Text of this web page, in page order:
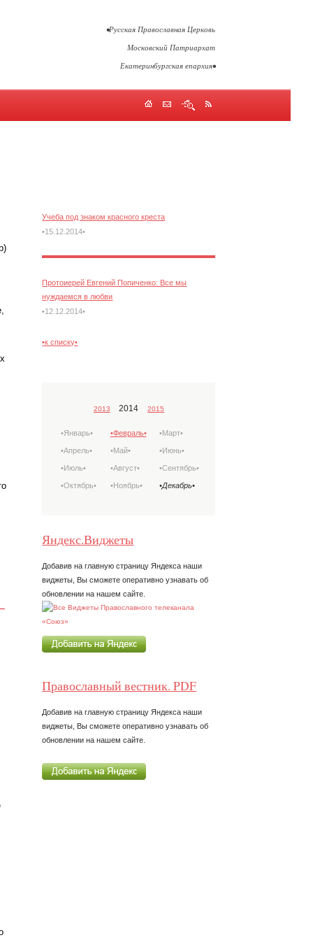
•Русская Православная Церковь
Московский Патриархат
Екатеринбургская епархия•
Учеба под знаком красного креста
•15.12.2014•
Протоиерей Евгений Попиченко: Все мы
нуждаемся в любви
•12.12.2014•
•к списку•
2013 2014 2015
•Январь• •Февраль• •Март•
•Апрель• •Май• •Июнь•
•Июль• •Август• •Сентябрь•
•Октябрь• •Ноябрь• •Декабрь•
Яндекс.Виджеты
Добавив на главную страницу Яндекса наши
виджеты, Вы сможете оперативно узнавать об
обновлении на нашем сайте.
Православный вестник. PDF
Добавив на главную страницу Яндекса наши
виджеты, Вы сможете оперативно узнавать об
обновлении на нашем сайте.